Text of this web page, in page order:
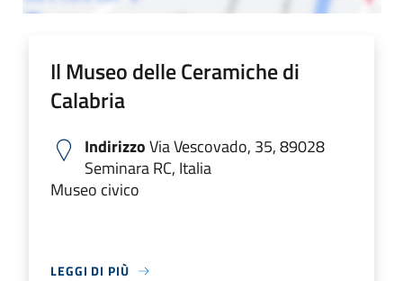
Il Museo delle Ceramiche di
Calabria
IndirizzoVia Vescovado, 35, 89028
Seminara RC, Italia
Museo civico
LEGGI DI PIÙ